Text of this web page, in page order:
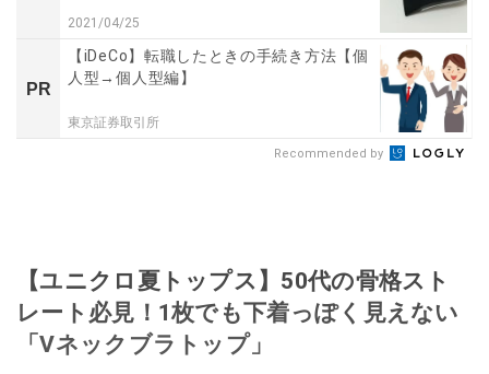
2021/04/25
PR
【iDeCo】転職したときの手続き方法【個
人型→個人型編】
東京証券取引所
Recommended by
【ユニクロ夏トップス】50代の骨格スト
レート必見！1枚でも下着っぽく見えない
「Vネックブラトップ」